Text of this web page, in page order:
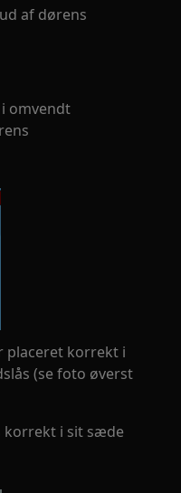
af dørens
omvendt
placeret korrekt i
(se foto øverst
korrekt i sit sæde